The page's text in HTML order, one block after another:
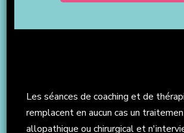
Les séances de coaching et de
remplacent en aucun cas un
allopathique ou chirurgical et